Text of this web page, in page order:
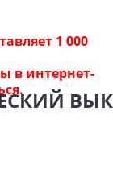
1 000
в интернет-